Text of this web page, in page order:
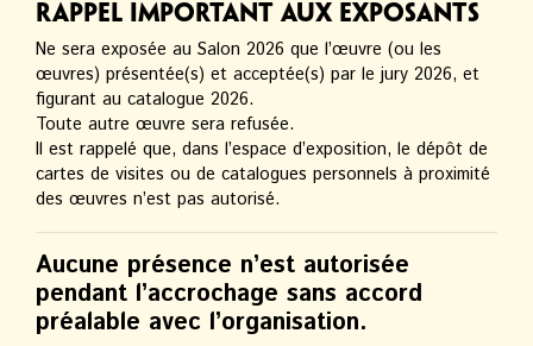
Rappel important aux exposants
Ne sera exposée au Salon 2026 que l’œuvre (ou les
œuvres) présentée(s) et acceptée(s) par le jury 2026, et
figurant au catalogue 2026.
Toute autre œuvre sera refusée.
Il est rappelé que, dans l’espace d’exposition, le dépôt de
cartes de visites ou de catalogues personnels à proximité
des œuvres n’est pas autorisé.
Aucune présence n’est autorisée
pendant l’accrochage sans accord
préalable avec l’organisation.